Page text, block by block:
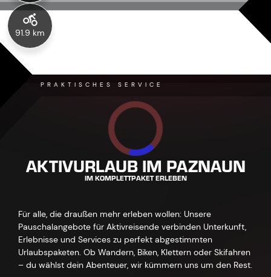
91.9 km
PRAKTISCHES SERVICE
AKTIVURLAUB IM PAZNAUN
IM KOMPLETTPAKET ERLEBEN
Für alle, die draußen mehr erleben wollen: Unsere
Pauschalangebote für Aktivreisende verbinden Unterkunft,
Erlebnisse und Services zu perfekt abgestimmten
Urlaubspaketen. Ob Wandern, Biken, Klettern oder Skifahren
– du wählst dein Abenteuer, wir kümmern uns um den Rest.